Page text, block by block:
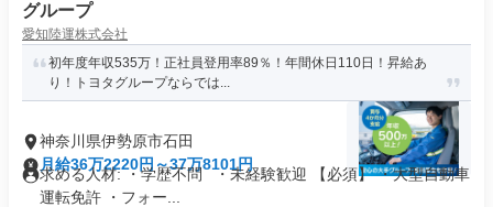
グループ
愛知陸運株式会社
初年度年収535万！正社員登用率89％！年間休日110日！昇給あ
り！トヨタグループならでは...
神奈川県伊勢原市石田
月給36万2220円～37万8101円
求める人材: ・学歴不問 ・未経験歓迎 【必須】 ・大型自動車
運転免許 ・フォー...